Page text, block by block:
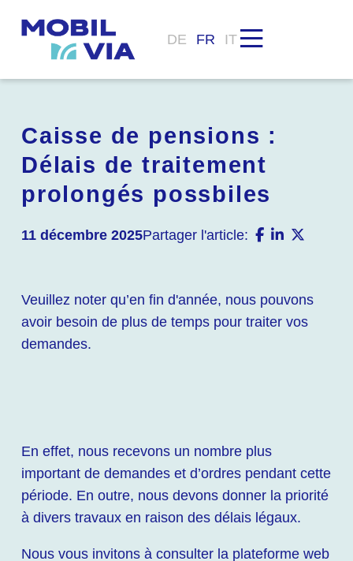
DE FR IT
Caisse de pensions :
Délais de traitement
prolongés possbiles
11 décembre 2025Partager l'article:
Veuillez noter qu’en fin d'année, nous pouvons
avoir besoin de plus de temps pour traiter vos
demandes.
En effet, nous recevons un nombre plus
important de demandes et d’ordres pendant cette
période. En outre, nous devons donner la priorité
à divers travaux en raison des délais légaux.
Nous vous invitons à consulter la plateforme web